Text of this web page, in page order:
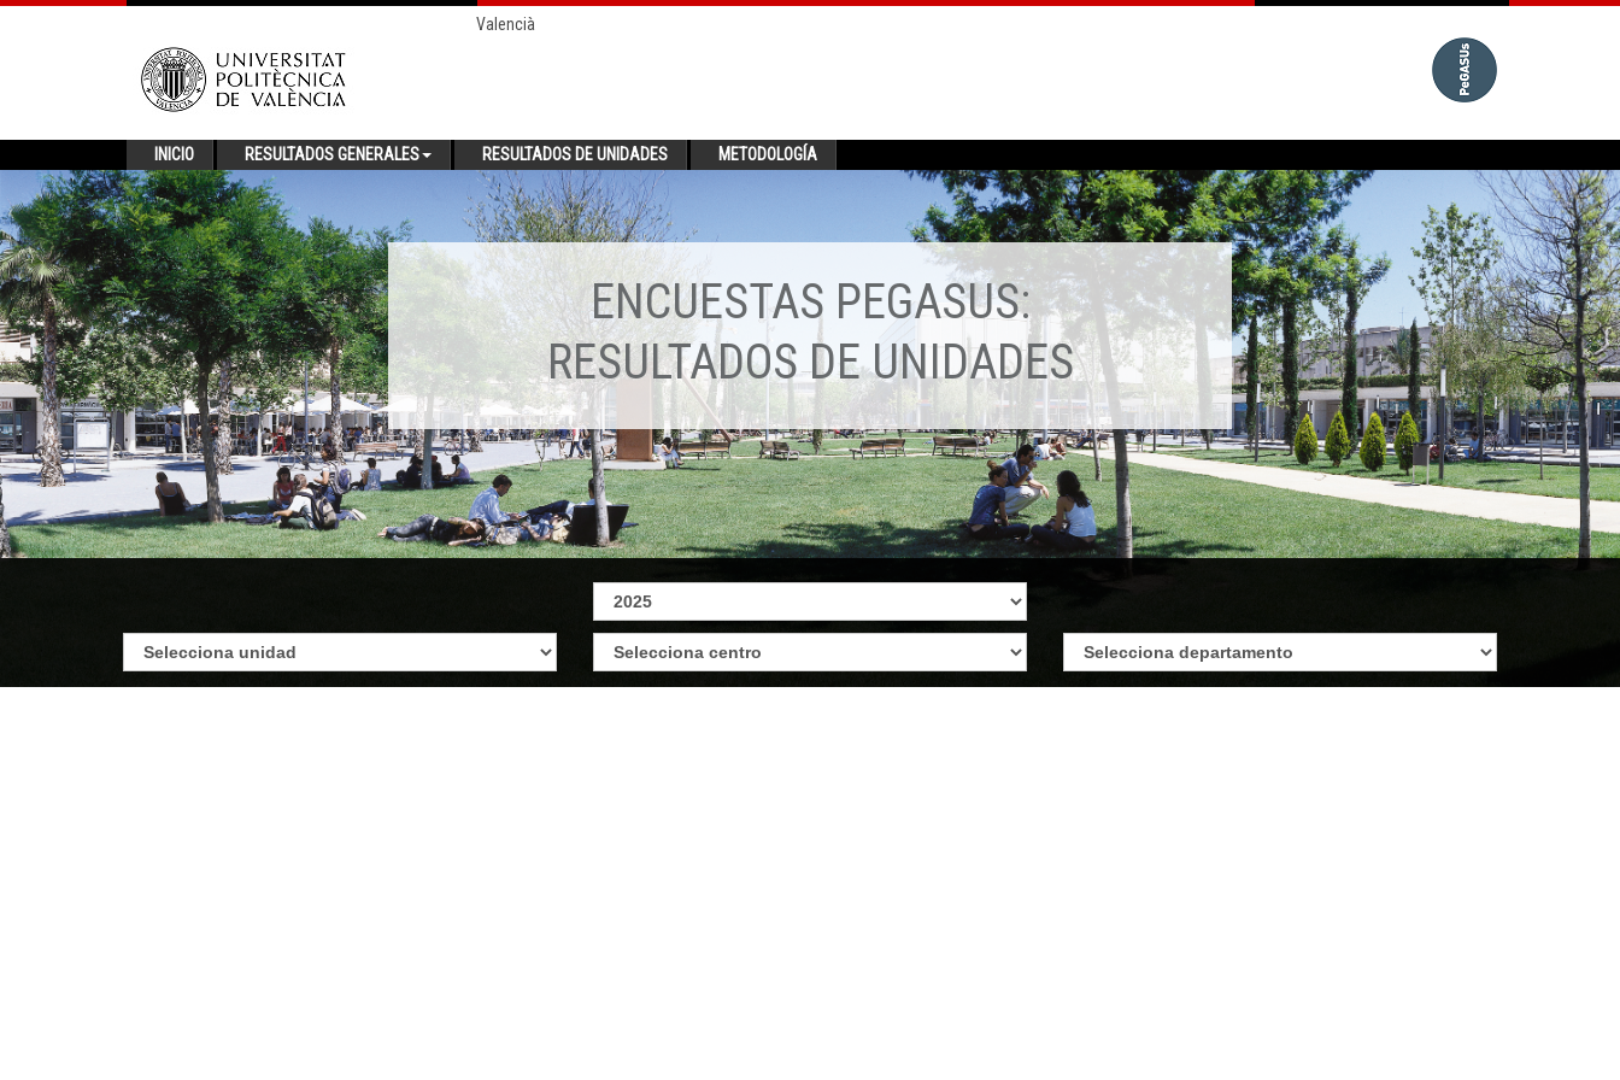
Valencià
INICIO RESULTADOS GENERALES RESULTADOS DE UNIDADES METODOLOGÍA
ENCUESTAS PEGASUS:
RESULTADOS DE UNIDADES